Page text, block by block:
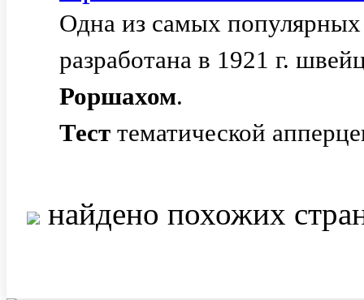
Одна из самых
разработана в 1921 г.
Роршахом.
Тест тематической
найдено похожих